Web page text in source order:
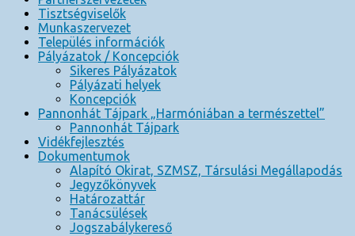
Tisztségviselők
Munkaszervezet
Település információk
Pályázatok / Koncepciók
Sikeres Pályázatok
Pályázati helyek
Koncepciók
Pannonhát Tájpark „Harmóniában a természettel”
Pannonhát Tájpark
Vidékfejlesztés
Dokumentumok
Alapító Okirat, SZMSZ, Társulási Megállapodás
Jegyzőkönyvek
Határozattár
Tanácsülések
Jogszabálykereső